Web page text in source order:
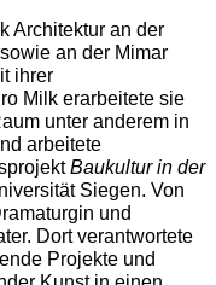
Architektur an der
an der Mimar
ihrer
Milk erarbeitete sie
unter anderem in
arbeitete
Baukultur in der
Siegen. Von
und
Dort verantwortete
Projekte und